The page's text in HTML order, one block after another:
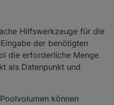
Hilfswerkzeuge für die
der benötigten
die erforderliche Menge
als Datenpunkt und
können